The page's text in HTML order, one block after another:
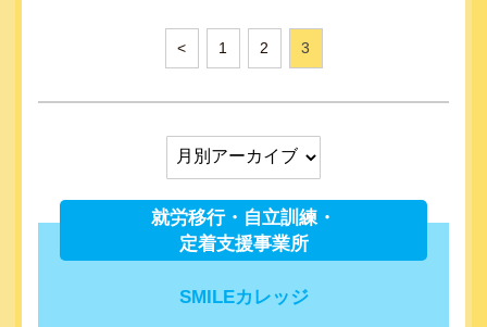
< 1 2 3
就労移行・自立訓練・
定着支援事業所
SMILEカレッジ